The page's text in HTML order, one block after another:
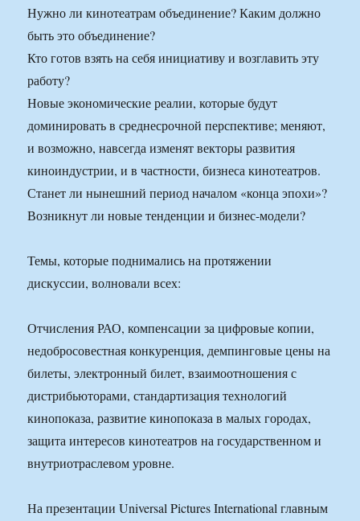
Нужно ли кинотеатрам объединение? Каким должно
быть это объединение?
Кто готов взять на себя инициативу и возглавить эту
работу?
Новые экономические реалии, которые будут
доминировать в среднесрочной перспективе; меняют,
и возможно, навсегда изменят векторы развития
киноиндустрии, и в частности, бизнеса кинотеатров.
Станет ли нынешний период началом «конца эпохи»?
Возникнут ли новые тенденции и бизнес-модели?
Темы, которые поднимались на протяжении
дискуссии, волновали всех:
Отчисления РАО, компенсации за цифровые копии,
недобросовестная конкуренция, демпинговые цены на
билеты, электронный билет, взаимоотношения с
дистрибьюторами, стандартизация технологий
кинопоказа, развитие кинопоказа в малых городах,
защита интересов кинотеатров на государственном и
внутриотраслевом уровне.
На презентации Universal Pictures International главным